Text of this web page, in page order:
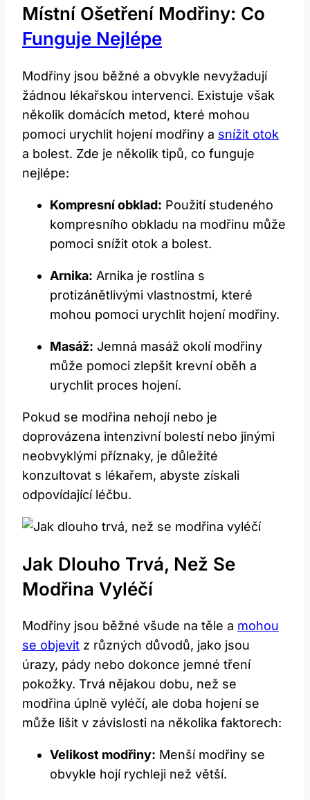
Místní Ošetření Modřiny: Co
Funguje Nejlépe
Modřiny jsou běžné a obvykle nevyžadují
žádnou lékařskou intervenci. Existuje však
několik domácích metod, které mohou
pomoci urychlit hojení modřiny a snížit otok
a bolest. Zde je několik tipů, co funguje
nejlépe:
Kompresní obklad: Použití studeného
kompresního obkladu na modřinu může
pomoci snížit otok a bolest.
Arnika: Arnika je rostlina s
protizánětlivými vlastnostmi, které
mohou pomoci urychlit hojení modřiny.
Masáž: Jemná masáž okolí modřiny
může pomoci zlepšit krevní oběh a
urychlit proces hojení.
Pokud se modřina nehojí nebo je
doprovázena intenzivní bolestí nebo jinými
neobvyklými příznaky, je důležité
konzultovat s lékařem, abyste získali
odpovídající léčbu.
Jak Dlouho Trvá, Než Se
Modřina Vyléčí
Modřiny jsou běžné všude na těle a mohou
se objevit z různých důvodů, jako jsou
úrazy, pády nebo dokonce jemné tření
pokožky. Trvá nějakou dobu, než se
modřina úplně vyléčí, ale doba hojení se
může lišit v závislosti na několika faktorech:
Velikost modřiny: Menší modřiny se
obvykle hojí rychleji než větší.